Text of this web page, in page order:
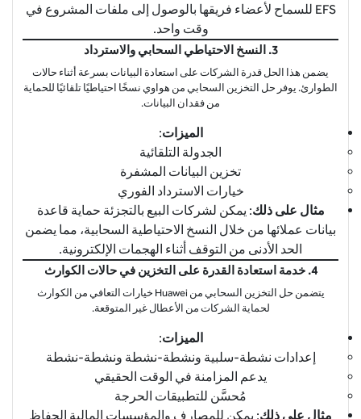
EFS للسماح لأعضاء فريقها بالوصول إلى ملفات المشروع في
وقت واحد.
3. النسخ الاحتياطي السحابي والاسترداد
يضمن هذا الحل قدرة الشركات على استعادة البيانات بسرعة أثناء حالات
الطوارئ. يوفر حل التخزين السحابي من هواوي نسخًا احتياطيًا تلقائيًا للحماية
من فقدان البيانات.
الميزات:
الجدولة التلقائية
تخزين البيانات المشفرة
خيارات الاسترداد الفوري
مثال على ذلك: يمكن لشركات البيع بالتجزئة حماية قاعدة
بيانات عملائها من خلال النسخ الاحتياطية السحابية، مما يضمن
الحد الأدنى من التوقف أثناء الهجمات الإلكترونية.
4. خدمة استعادة القدرة على التخزين في حالات الكوارث
يتضمن حل التخزين السحابي من Huawei خيارات التعافي من الكوارث
لحماية الشركات من الأعطال غير المتوقعة.
الميزات:
إعدادات نشطة-سلبية ونشطة-نشطة ونشطة-نشطة
يدعم المزامنة في الوقت الحقيقي
مُحسَّن للتطبيقات الحرجة
مثال على ذلك: يمكن للمصارف والمؤسسات المالية الحفاظ